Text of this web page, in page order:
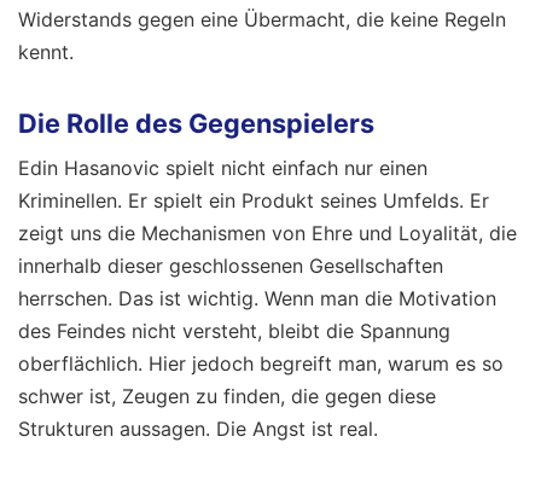
Widerstands gegen eine Übermacht, die keine Regeln
kennt.
Die Rolle des Gegenspielers
Edin Hasanovic spielt nicht einfach nur einen
Kriminellen. Er spielt ein Produkt seines Umfelds. Er
zeigt uns die Mechanismen von Ehre und Loyalität, die
innerhalb dieser geschlossenen Gesellschaften
herrschen. Das ist wichtig. Wenn man die Motivation
des Feindes nicht versteht, bleibt die Spannung
oberflächlich. Hier jedoch begreift man, warum es so
schwer ist, Zeugen zu finden, die gegen diese
Strukturen aussagen. Die Angst ist real.